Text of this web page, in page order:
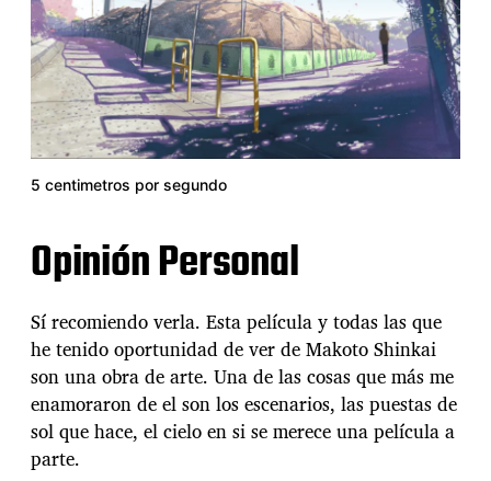
5 centimetros por segundo
Opinión Personal
Sí recomiendo verla. Esta película y todas las que
he tenido oportunidad de ver de Makoto Shinkai
son una obra de arte. Una de las cosas que más me
enamoraron de el son los escenarios, las puestas de
sol que hace, el cielo en si se merece una película a
parte.